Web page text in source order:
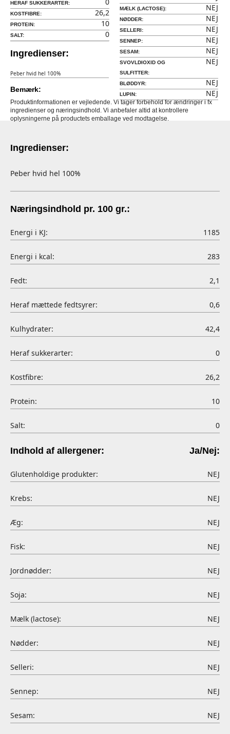
HERAF SUKKERARTER:
KOSTFIBRE: 26,2
PROTEIN: 10
SALT: 0
Ingredienser:
Peber hvid hel 100%
MÆLK (LACTOSE): NEJ
NØDDER: NEJ
SELLERI: NEJ
SENNEP: NEJ
SESAM: NEJ
SVOVLDIOXID OG
SULFITTER:
NEJ
BLØDDYR: NEJ
LUPIN: NEJ
Bemærk:
Produktinformationen er vejledende. Vi tager forbehold for ændringer i fx
ingredienser og næringsindhold. Vi anbefaler altid at kontrollere
oplysningerne på productets emballage ved modtagelse.
Ingredienser:
Peber hvid hel 100%
Næringsindhold pr. 100 gr.:
Energi i KJ: 1185
Energi i kcal: 283
Fedt: 2,1
Heraf mættede fedtsyrer: 0,6
Kulhydrater: 42,4
Heraf sukkerarter: 0
Kostfibre: 26,2
Protein: 10
Salt: 0
Indhold af allergener: Ja/Nej:
Glutenholdige produkter: NEJ
Krebs: NEJ
Æg: NEJ
Fisk: NEJ
Jordnødder: NEJ
Soja: NEJ
Mælk (lactose): NEJ
Nødder: NEJ
Selleri: NEJ
Sennep: NEJ
Sesam: NEJ